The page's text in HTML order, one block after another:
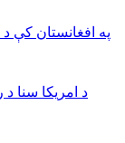
په افغانستان کې
د امریکا سنا